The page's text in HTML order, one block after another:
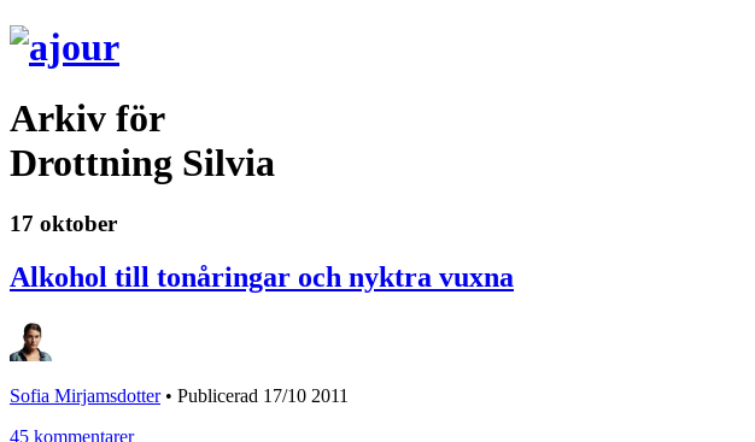
Arkiv för
Drottning Silvia
17 oktober
Alkohol till tonåringar och nyktra vuxna
Sofia Mirjamsdotter• Publicerad 17/10 2011
45 kommentarer